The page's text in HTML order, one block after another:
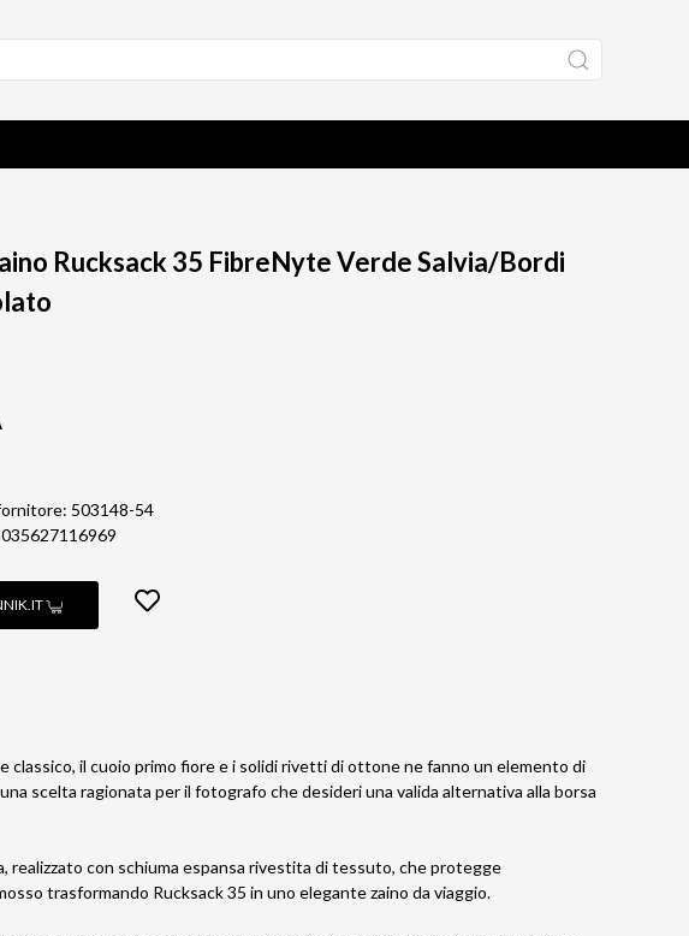
Rucksack 35 FibreNyte Verde Salvia/Bordi
503148-54
classico, il cuoio primo fiore e i solidi rivetti di ottone ne fanno un elemento di
scelta ragionata per il fotografo che desideri una valida alternativa alla borsa
con schiuma espansa rivestita di tessuto, che protegge
trasformando Rucksack 35 in uno elegante zaino da viaggio.